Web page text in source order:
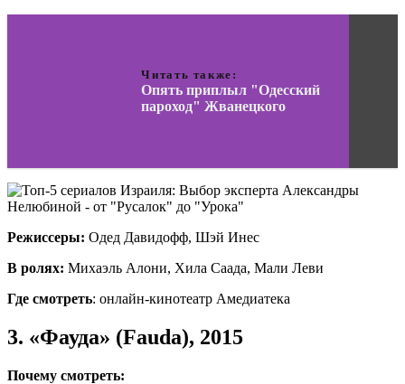
Читать также:
Опять приплыл "Одесский
пароход" Жванецкого
Режиссеры: Одед Давидофф, Шэй Инес
В ролях: Михаэль Алони, Хила Саада, Мали Леви
Где смотреть: онлайн-кинотеатр Амедиатека
3. «Фауда» (Fauda), 2015
Почему смотреть: